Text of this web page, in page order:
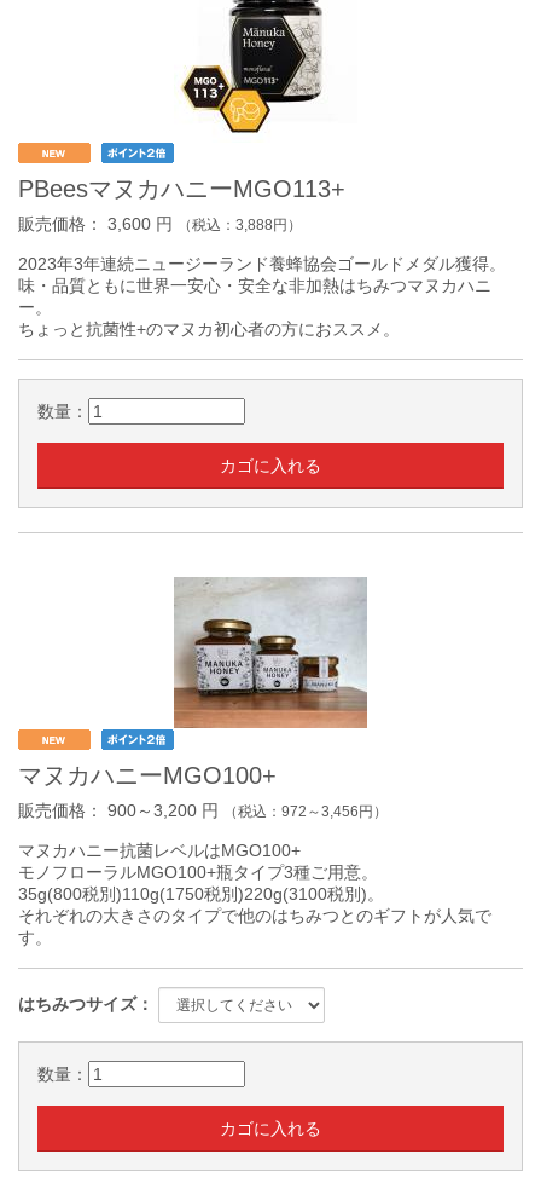
PBeesマヌカハニーMGO113+
販売価格： 3,600 円 （税込： 3,888 円）
2023年3年連続ニュージーランド養蜂協会ゴールドメダル獲得。
味・品質ともに世界一安心・安全な非加熱はちみつマヌカハニ
ー。
ちょっと抗菌性+のマヌカ初心者の方におススメ。
数量：
マヌカハニーMGO100+
販売価格： 900～3,200 円 （税込： 972～3,456 円）
マヌカハニー抗菌レベルはMGO100+
モノフローラルMGO100+瓶タイプ3種ご用意。
35g(800税別)110g(1750税別)220g(3100税別)。
それぞれの大きさのタイプで他のはちみつとのギフトが人気で
す。
はちみつサイズ：
数量：